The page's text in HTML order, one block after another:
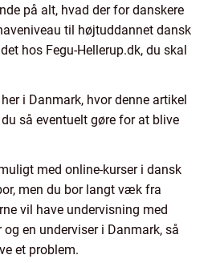
på alt, hvad der for danskere
til højtuddannet dansk
hos Fegu-Hellerup.dk, du skal
i Danmark, hvor denne artikel
så eventuelt gøre for at blive
med online-kurser i dansk
men du bor langt væk fra
vil have undervisning med
en underviser i Danmark, så
et problem.